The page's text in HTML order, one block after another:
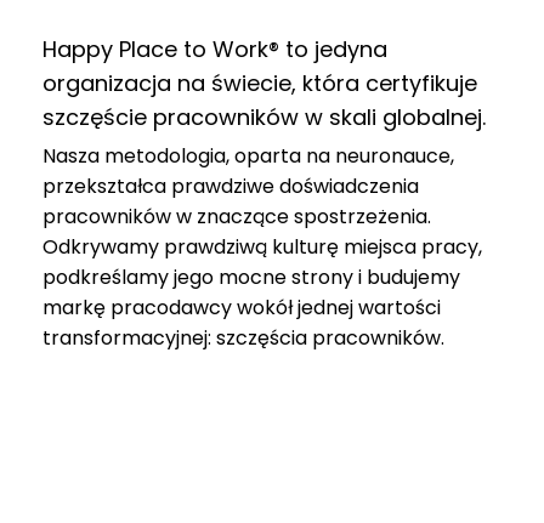
Happy Place to Work® to jedyna
organizacja na świecie, która certyfikuje
szczęście pracowników w skali globalnej.
Nasza metodologia, oparta na neuronauce,
przekształca prawdziwe doświadczenia
pracowników w znaczące spostrzeżenia.
Odkrywamy prawdziwą kulturę miejsca pracy,
podkreślamy jego mocne strony i budujemy
markę pracodawcy wokół jednej wartości
transformacyjnej: szczęścia pracowników.